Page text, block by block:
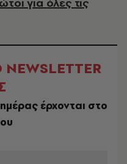
έρχονται στο